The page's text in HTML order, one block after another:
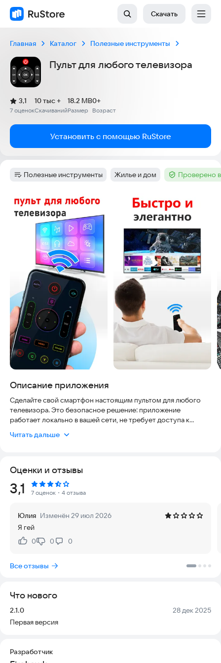
Скачать
Главная Каталог Полезные инструменты
Пульт для любого телевизора
Рейтинг:
3,1
(
7 оценок
)
Скачиваний
10 тыс +
Размер
18.2 MB
Возраст
0+
Установить с помощью RuStore
Категория:
Полезные инструменты Тег:
Жилье и дом Тег :Проверено
Скриншоты
Описание приложения
Сделайте свой смартфон настоящим пультом для любого
телевизора. Это безопасное решение: приложение
работает локально в вашей сети, не требует доступа к
облако. Оно актуально в любой ситуации, когда родной
Как это работает?
Чтобы всё заработало, ваш телефон и телевизор должны
найдет устройства и даст вам полный контроль. Если ваш
телевизор не поддерживает Smart-функции, понадобится
встроенный инфракрасный порт на вашем смартфоне.
другими.
- 🔍 **Быстрый поиск каналов:** Удобно находить и
- 🔊 **Полный контроль:** Включение и выключение,
понятное даже новичку.
Читать дальше
Оценки и отзывы
Рейтинг:
3,1 7 оценок ・4 отзыва
Юлия Изменён 29 июл 2026
Я гей
Нравится:
0Не нравится:
0 0
Все отзывы
Что нового
Версия:
2.1.0 Дата:
28 дек 2025
Первая версия
Разработчик